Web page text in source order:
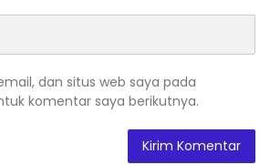
dan situs web saya pada
komentar saya berikutnya.